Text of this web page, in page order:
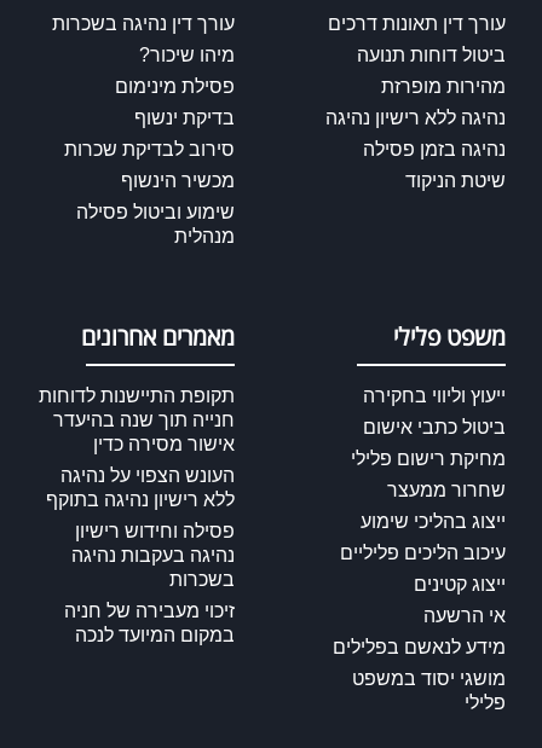
עורך דין תאונות דרכים
ביטול דוחות תנועה
מהירות מופרזת
נהיגה ללא רישיון נהיגה
נהיגה בזמן פסילה
שיטת הניקוד
עורך דין נהיגה בשכרות
מיהו שיכור?
פסילת מינימום
בדיקת ינשוף
סירוב לבדיקת שכרות
מכשיר הינשוף
שימוע וביטול פסילה
מנהלית
משפט פלילי
ייעוץ וליווי בחקירה
ביטול כתבי אישום
מחיקת רישום פלילי
שחרור ממעצר
ייצוג בהליכי שימוע
עיכוב הליכים פליליים
ייצוג קטינים
אי הרשעה
מידע לנאשם בפלילים
מושגי יסוד במשפט
פלילי
מאמרים אחרונים
תקופת התיישנות לדוחות
חנייה תוך שנה בהיעדר
אישור מסירה כדין
העונש הצפוי על נהיגה
ללא רישיון נהיגה בתוקף
פסילה וחידוש רישיון
נהיגה בעקבות נהיגה
בשכרות
זיכוי מעבירה של חניה
במקום המיועד לנכה